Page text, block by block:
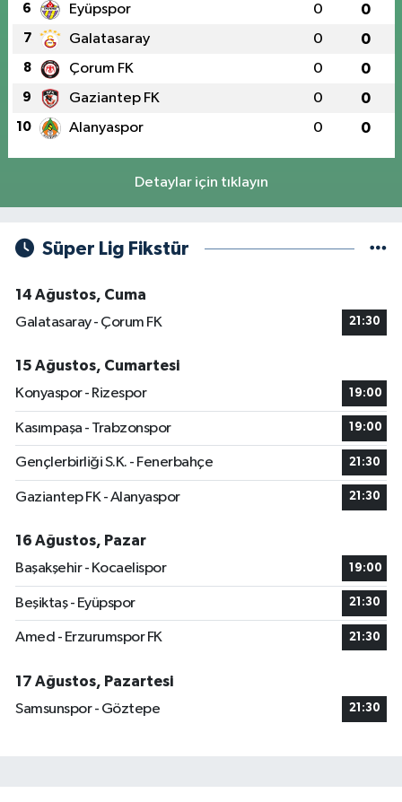
6 Eyüpspor 0 0
7 Galatasaray 0 0
8 Çorum FK 0 0
9 Gaziantep FK 0 0
10 Alanyaspor 0 0
Detaylar için tıklayın
Süper Lig Fikstür
14 Ağustos, Cuma
Galatasaray - Çorum FK
21:30
15 Ağustos, Cumartesi
Konyaspor - Rizespor
19:00
Kasımpaşa - Trabzonspor 19:00
Gençlerbirliği S.K. - Fenerbahçe 21:30
Gaziantep FK - Alanyaspor 21:30
16 Ağustos, Pazar
Başakşehir - Kocaelispor
19:00
Beşiktaş - Eyüpspor 21:30
Amed - Erzurumspor FK 21:30
17 Ağustos, Pazartesi
Samsunspor - Göztepe
21:30